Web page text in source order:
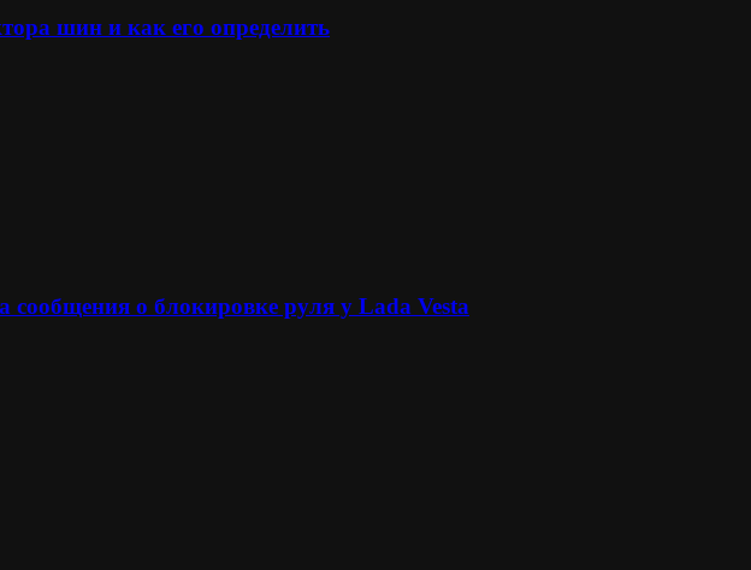
шин и как его определить
сообщения о блокировке руля у Lada Vesta